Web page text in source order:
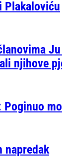
Plakaloviću
njihove
Poginuo
napredak